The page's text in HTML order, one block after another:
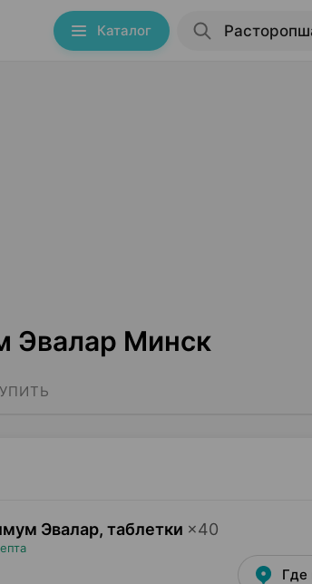
Каталог
Эвалар Минск
Эвалар, таблетки ×40
Где